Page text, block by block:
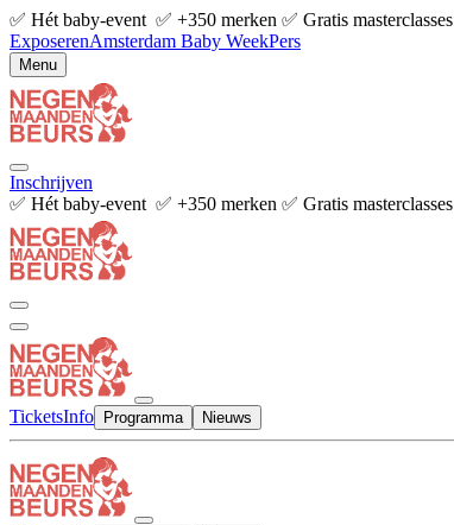
✅ Hét baby-event ✅ +350 merken ✅ Gratis masterclasses
ExposerenAmsterdam Baby WeekPers
Menu
Inschrijven
✅ Hét baby-event ✅ +350 merken ✅ Gratis masterclasses
TicketsInfo Programma Nieuws